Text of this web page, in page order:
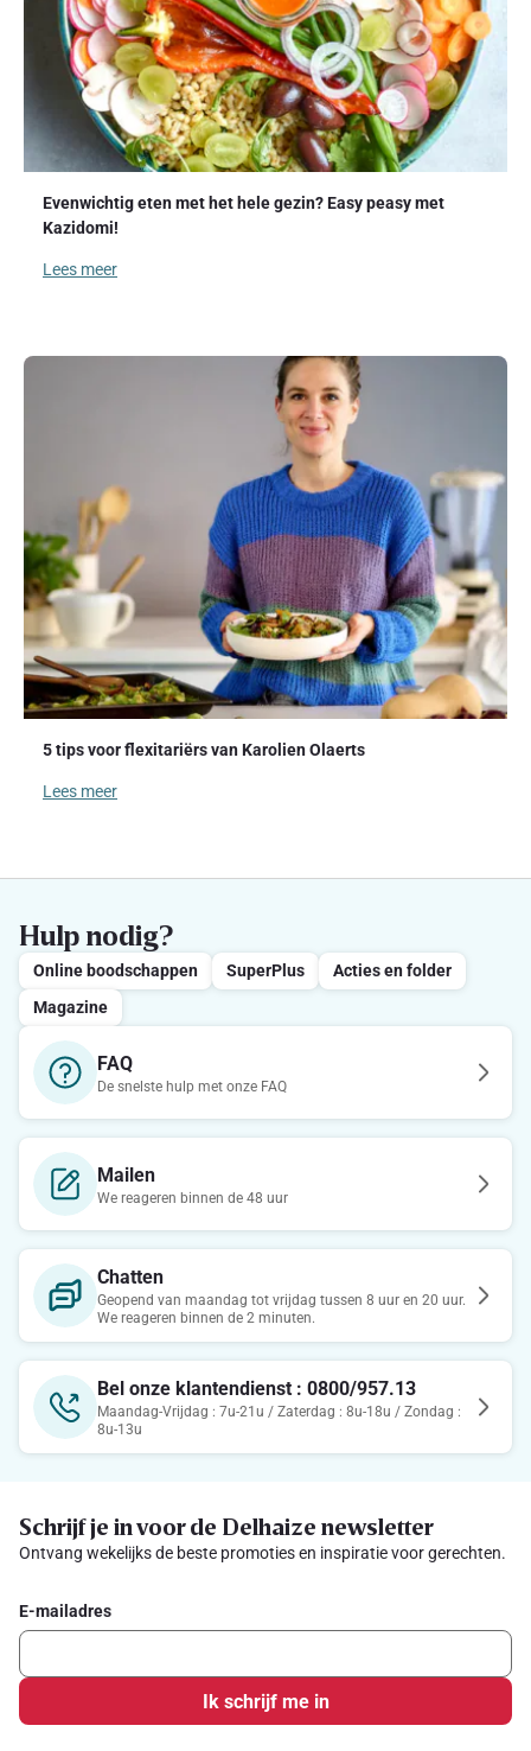
Evenwichtig eten met het hele gezin? Easy peasy met
Kazidomi!
Lees meer
5 tips voor flexitariërs van Karolien Olaerts
Lees meer
Hulp nodig?
Online boodschappen SuperPlus
Acties en folder
Magazine
FAQ
De snelste hulp met onze FAQ
Mailen
We reageren binnen de 48 uur
Chatten
Geopend van maandag tot vrijdag tussen 8 uur en 20 uur.
We reageren binnen de 2 minuten.
Bel onze klantendienst : 0800/957.13
Maandag-Vrijdag : 7u-21u / Zaterdag : 8u-18u / Zondag :
8u-13u
Schrijf je in voor de Delhaize newsletter
Ontvang wekelijks de beste promoties en inspiratie voor gerechten.
E-mailadres
Ik schrijf me in